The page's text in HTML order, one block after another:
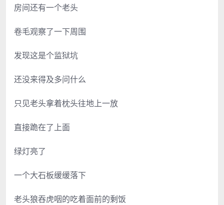
房间还有一个老头
卷毛观察了一下周围
发现这是个监狱坑
还没来得及多问什么
只见老头拿着枕头往地上一放
直接跪在了上面
绿灯亮了
一个大石板缓缓落下
老头狼吞虎咽的吃着面前的剩饭